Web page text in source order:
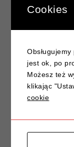
Jak
prawo jazdy?
Znaki
kierowcy
Cookies
jest ok, po
Możesz też
klikając
cookie